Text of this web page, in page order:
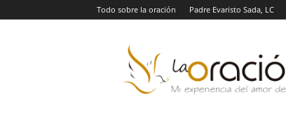
Todo sobre la oración Padre Evaristo Sada, LC
Oración